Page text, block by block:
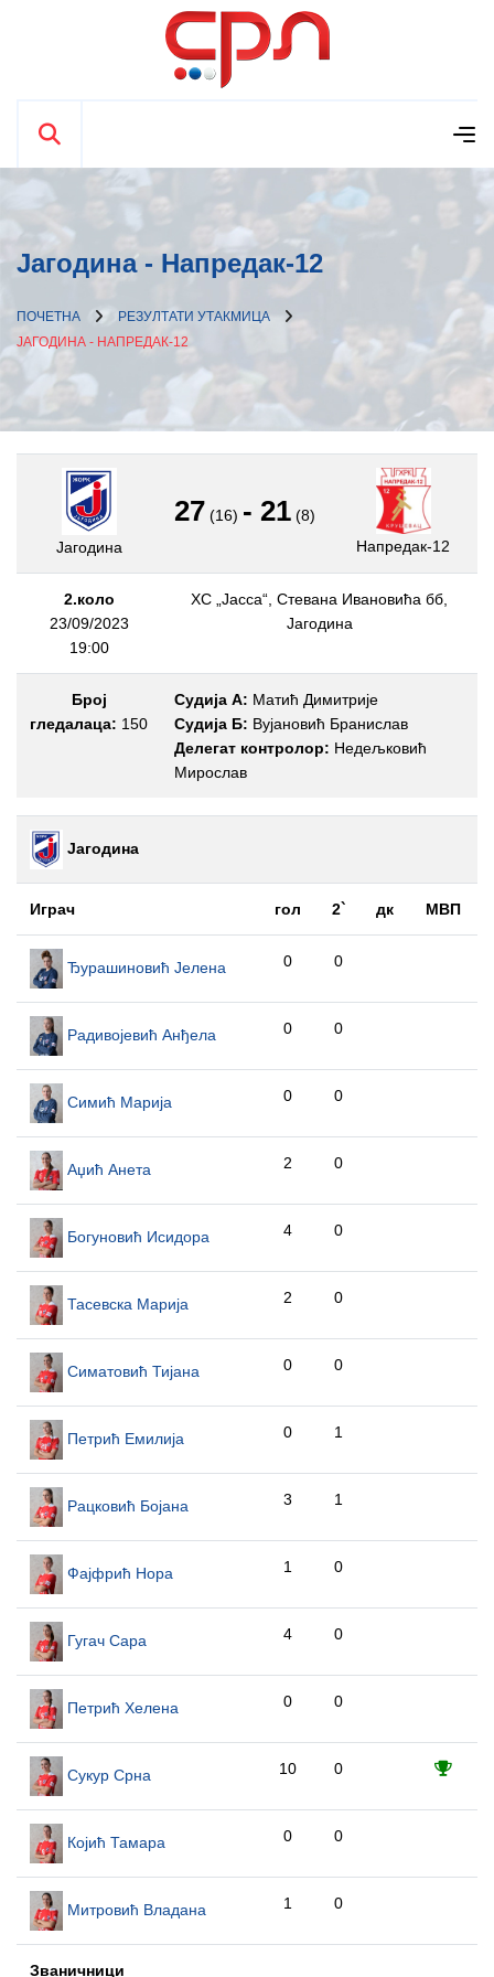
Јагодина - Напредак-12
ПОЧЕТНА
РЕЗУЛТАТИ УТАКМИЦА
ЈАГОДИНА - НАПРЕДАК-12
Јагодина
27 (16) - 21 (8)
Напредак-12
2.коло
23/09/2023
19:00
ХС „Јасса“, Стевана Ивановића бб,
Јагодина
Број
гледалаца: 150
Судија А: Матић Димитрије
Судија Б: Вујановић Бранислав
Делегат контролор: Недељковић
Мирослав
Јагодина
Играч гол 2` дк МВП
Ђурашиновић Јелена 0 0
Радивојевић Анђела 0 0
Симић Марија 0 0
Аџић Анета 2 0
Богуновић Исидора 4 0
Тасевска Марија 2 0
Симатовић Тијана 0 0
Петрић Емилија 0 1
Рацковић Бојана 3 1
Фајфрић Нора 1 0
Гугач Сара 4 0
Петрић Хелена 0 0
Сукур Срна 10 0
Којић Тамара 0 0
Митровић Владана 1 0
Званичници